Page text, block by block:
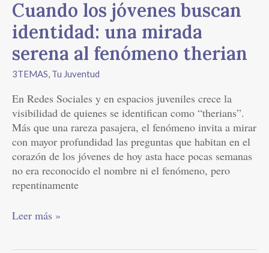
Cuando los jóvenes buscan
identidad: una mirada
serena al fenómeno therian
3TEMAS, Tu Juventud
En Redes Sociales y en espacios juveniles crece la
visibilidad de quienes se identifican como “therians”.
Más que una rareza pasajera, el fenómeno invita a mirar
con mayor profundidad las preguntas que habitan en el
corazón de los jóvenes de hoy asta hace pocas semanas
no era reconocido el nombre ni el fenómeno, pero
repentinamente
therian
Leer más »